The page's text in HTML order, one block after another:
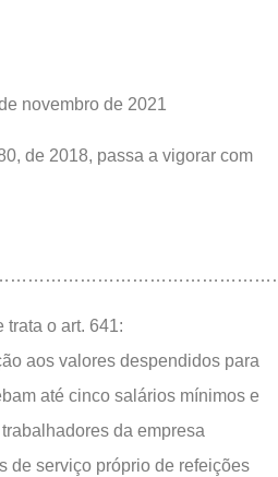
novembro de 2021
de 2018, passa a vigorar com
trata o art. 641:
aos valores despendidos para
até cinco salários mínimos e
da empresa
de serviço próprio de refeições